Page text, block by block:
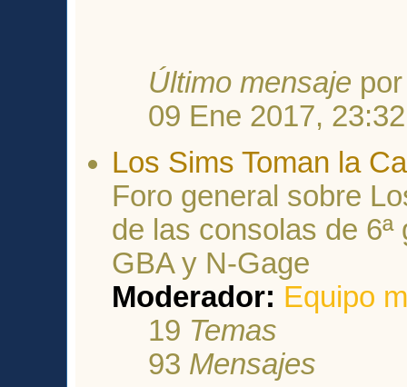
Último mensaje
09 Ene 2017, 23:32
Los Sims Toman la
Foro general sobre
de las consolas de
GBA y N-Gage
Moderador: Equipo
19 Temas
93 Mensajes